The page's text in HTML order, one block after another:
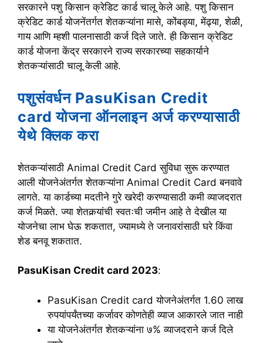
सरकारने पशु किसान क्रेडिट कार्ड चालू केले आहे. पशु किसान
क्रेडिट कार्ड योजनेंतर्गत शेतकऱ्यांना मासे, कोंबड्या, मेंढ्या, शेळी,
गाय आणि म्हशी पालनासाठी कर्ज दिले जाते. ही किसान क्रेडिट
कार्ड योजना केंद्र सरकारने राज्य सरकारच्या सहकार्याने
शेतकऱ्यांसाठी चालू केली आहे.
पशुसंवर्धन PasuKisan Credit
card योजना ऑनलाइन अर्ज करण्यासाठी
येथे क्लिक करा
शेतकऱ्यांसाठी Animal Credit Card सुविधा सुरू करण्यात
आली योजनेअंतर्गत शेतकऱ्यांना Animal Credit Card बनवावे
लागते. या कार्डच्या मदतीने गुरे खरेदी करण्यासाठी कमी व्याजदरात
कर्ज मिळते. ज्या शेतकर्‍यांची स्वतःची जमीन आहे ते देखील या
योजनेचा लाभ घेऊ शकतात, ज्यामध्ये ते जनावरांसाठी घरे किंवा
शेड बनवू शकतात.
PasuKisan Credit card 2023:
PasuKisan Credit card योजनेअंतर्गत 1.60 लाख
रुपयांपर्यंतच्या कर्जावर कोणतेही व्याज आकारले जात नाही
या योजनेअंतर्गत शेतकऱ्यांना ७% व्याजदराने कर्ज दिले